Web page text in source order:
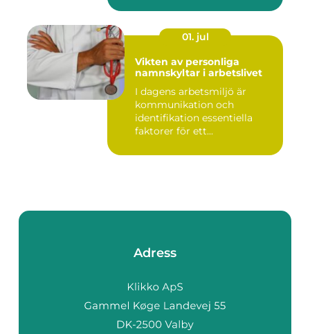
01. jul
Vikten av personliga
namnskyltar i arbetslivet
I dagens arbetsmiljö är
kommunikation och
identifikation essentiella
faktorer för ett...
Adress